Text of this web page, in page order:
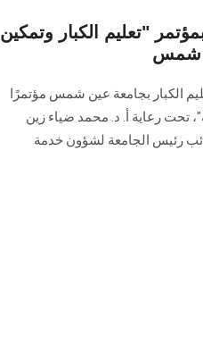
"تعليم الكبار وتمكين
شمس
الكبار بجامعة عين شمس مؤتمرًا
تحت رعاية أ. د. محمد ضياء زين
رئيس الجامعة لشؤون خدمة